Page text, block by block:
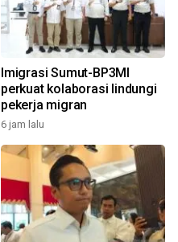
Imigrasi Sumut-BP3MI
perkuat kolaborasi lindungi
pekerja migran
6 jam lalu